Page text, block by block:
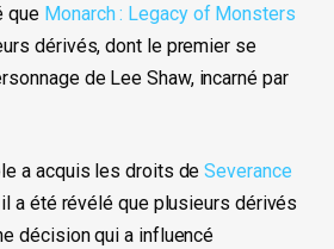
que Monarch : Legacy of Monsters
dérivés, dont le premier se
de Lee Shaw, incarné par
a acquis les droits deSeverance
a été révélé que plusieurs dérivés
décision qui a influencé